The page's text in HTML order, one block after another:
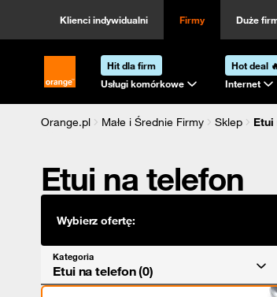
Klienci indywidualni Firmy Duże
Strona główna Orange.pl
Hit dla firm
Usługi komórkowe
Hot deal
Internet
Orange.pl Małe i Średnie Firmy Sklep
Etui na telefon
Wybierz ofertę:
Kategoria
Etui na telefon (0)